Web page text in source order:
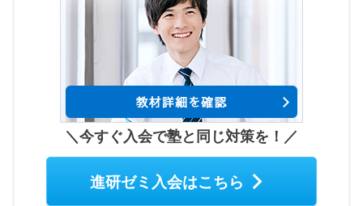
＼今すぐ入会で塾と同じ対策を！／
進研ゼミ入会はこちら